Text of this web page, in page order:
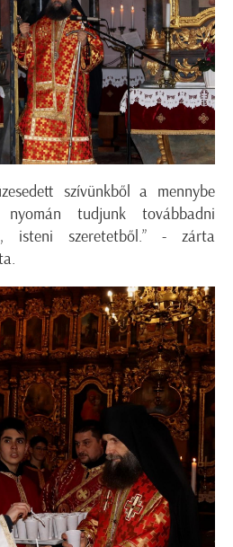
szívünkből a mennybe
nyomán tudjunk továbbadni
isteni szeretetből.” - zárta